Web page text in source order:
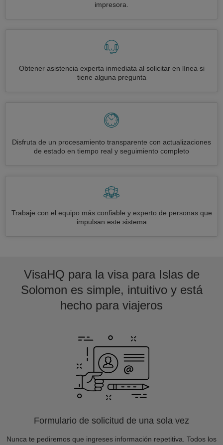
impresora.
Obtener asistencia experta inmediata al solicitar en línea si
tiene alguna pregunta
Disfruta de un procesamiento transparente con actualizaciones
de estado en tiempo real y seguimiento completo
Trabaje con el equipo más confiable y experto de personas que
impulsan este sistema
VisaHQ para la visa para Islas de
Solomon es simple, intuitivo y está
hecho para viajeros
Formulario de solicitud de una sola vez
Nunca te pediremos que ingreses información repetitiva. Todos los